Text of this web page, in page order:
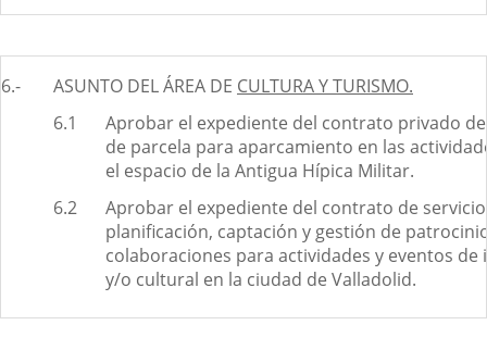
6.- ASUNTO DEL ÁREA DE CULTURA Y TURISMO.
6.1
Aprobar el expediente del contrato privado
de parcela para aparcamiento en las
el espacio de la Antigua Hípica Militar.
6.2
Aprobar el expediente del contrato de
planificación, captación y gestión de
colaboraciones para actividades y eventos
y/o cultural en la ciudad de Valladolid.